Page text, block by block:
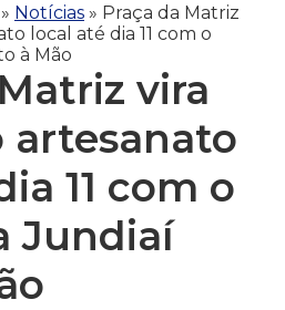
» Notícias » Praça da Matriz
local até dia 11 com o
à Mão
vira
11 com o
Jundiaí